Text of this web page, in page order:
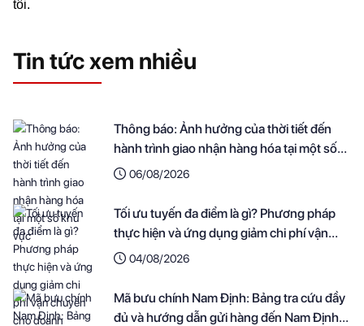
tôi.
Tin tức xem nhiều
Thông báo: Ảnh hưởng của thời tiết đến
hành trình giao nhận hàng hóa tại một số
khu vực
06/08/2026
Tối ưu tuyến đa điểm là gì? Phương pháp
thực hiện và ứng dụng giảm chi phí vận
chuyển cho doanh nghiệp
04/08/2026
Mã bưu chính Nam Định: Bảng tra cứu đầy
đủ và hướng dẫn gửi hàng đến Nam Định